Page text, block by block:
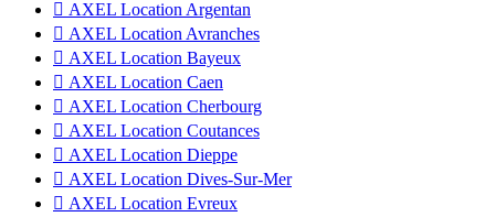
 AXEL Location Argentan
 AXEL Location Avranches
 AXEL Location Bayeux
 AXEL Location Caen
 AXEL Location Cherbourg
 AXEL Location Coutances
 AXEL Location Dieppe
 AXEL Location Dives-Sur-Mer
 AXEL Location Evreux